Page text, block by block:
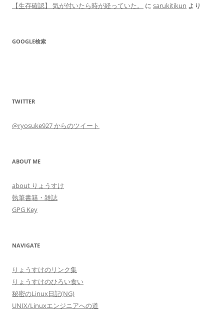
【生存確認】 気が付いたら時が経っていた。
に sarukitikun より
GOOGLE検索
TWITTER
@ryosuke927 からのツイート
ABOUT ME
about りょうすけ
執筆書籍・雑誌
GPG Key
NAVIGATE
りょうすけのリンク集
りょうすけのひろい食い
秘密のLinux日記(NG)
UNIX/Linuxエンジニアへの道